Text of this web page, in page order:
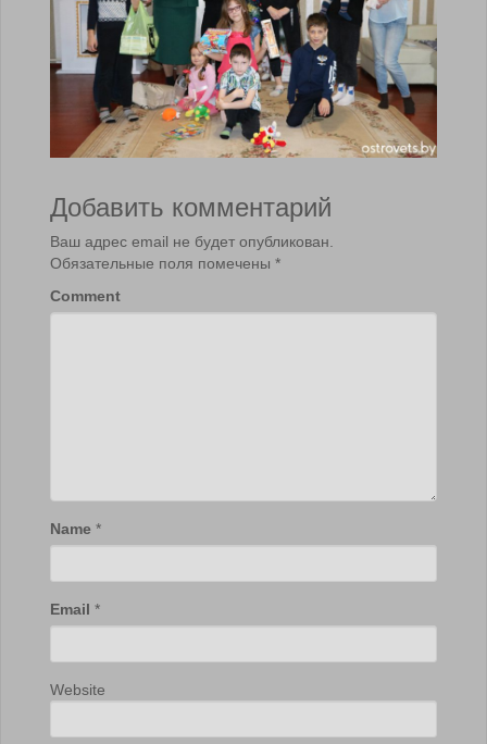
Добавить комментарий
Ваш адрес email не будет опубликован.
Обязательные поля помечены *
Comment
Name *
Email *
Website